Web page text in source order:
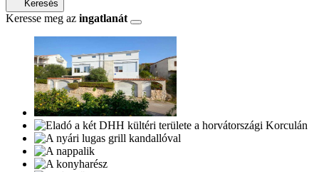
Keresés
Keresse meg az ingatlanát